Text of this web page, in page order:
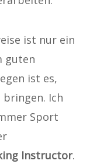
ist nur ein
guten
ist es,
bringen. Ich
Sport
Instructor.